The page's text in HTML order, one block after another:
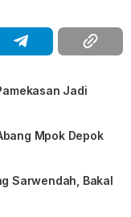
Jadi
Mpok Depok
Sarwendah, Bakal